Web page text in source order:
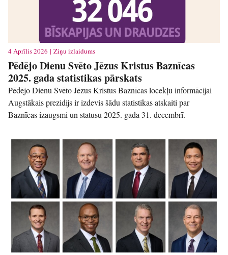
4 Aprīlis 2026 | Ziņu izlaidums
Pēdējo Dienu Svēto Jēzus Kristus Baznīcas
2025. gada statistikas pārskats
Pēdējo Dienu Svēto Jēzus Kristus Baznīcas locekļu informācijai
Augstākais prezidijs ir izdevis šādu statistikas atskaiti par
Baznīcas izaugsmi un statusu 2025. gada 31. decembrī.